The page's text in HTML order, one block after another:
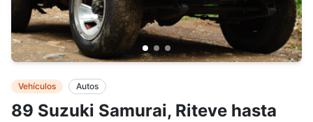
89 Suzuki Samurai, Riteve hasta
Vehículos Autos